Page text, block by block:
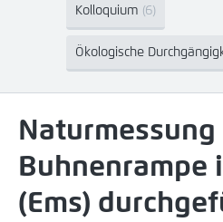
Kolloquium (6)
Ökologische
Naturmessung
Buhnenrampe
(Ems)